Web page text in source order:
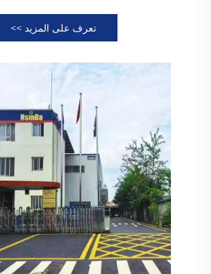
تعرف على المزيد >>